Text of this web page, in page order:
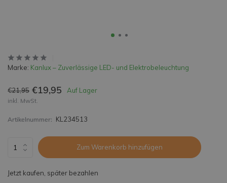
Marke: Kanlux – Zuverlässige LED- und Elektrobeleuchtung
€21,95 €19,95 Auf Lager
inkl. MwSt.
Artikelnummer: KL234513
Zum Warenkorb hinzufügen
Jetzt kaufen, später bezahlen